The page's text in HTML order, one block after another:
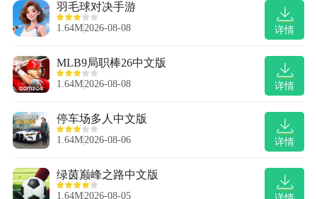
详情
羽毛球对决手游
1.64M2026-08-08
详情
MLB9局职棒26中文版
1.64M2026-08-08
详情
停车场多人中文版
1.64M2026-08-06
绿茵巅峰之路中文版
1.64M2026-08-05